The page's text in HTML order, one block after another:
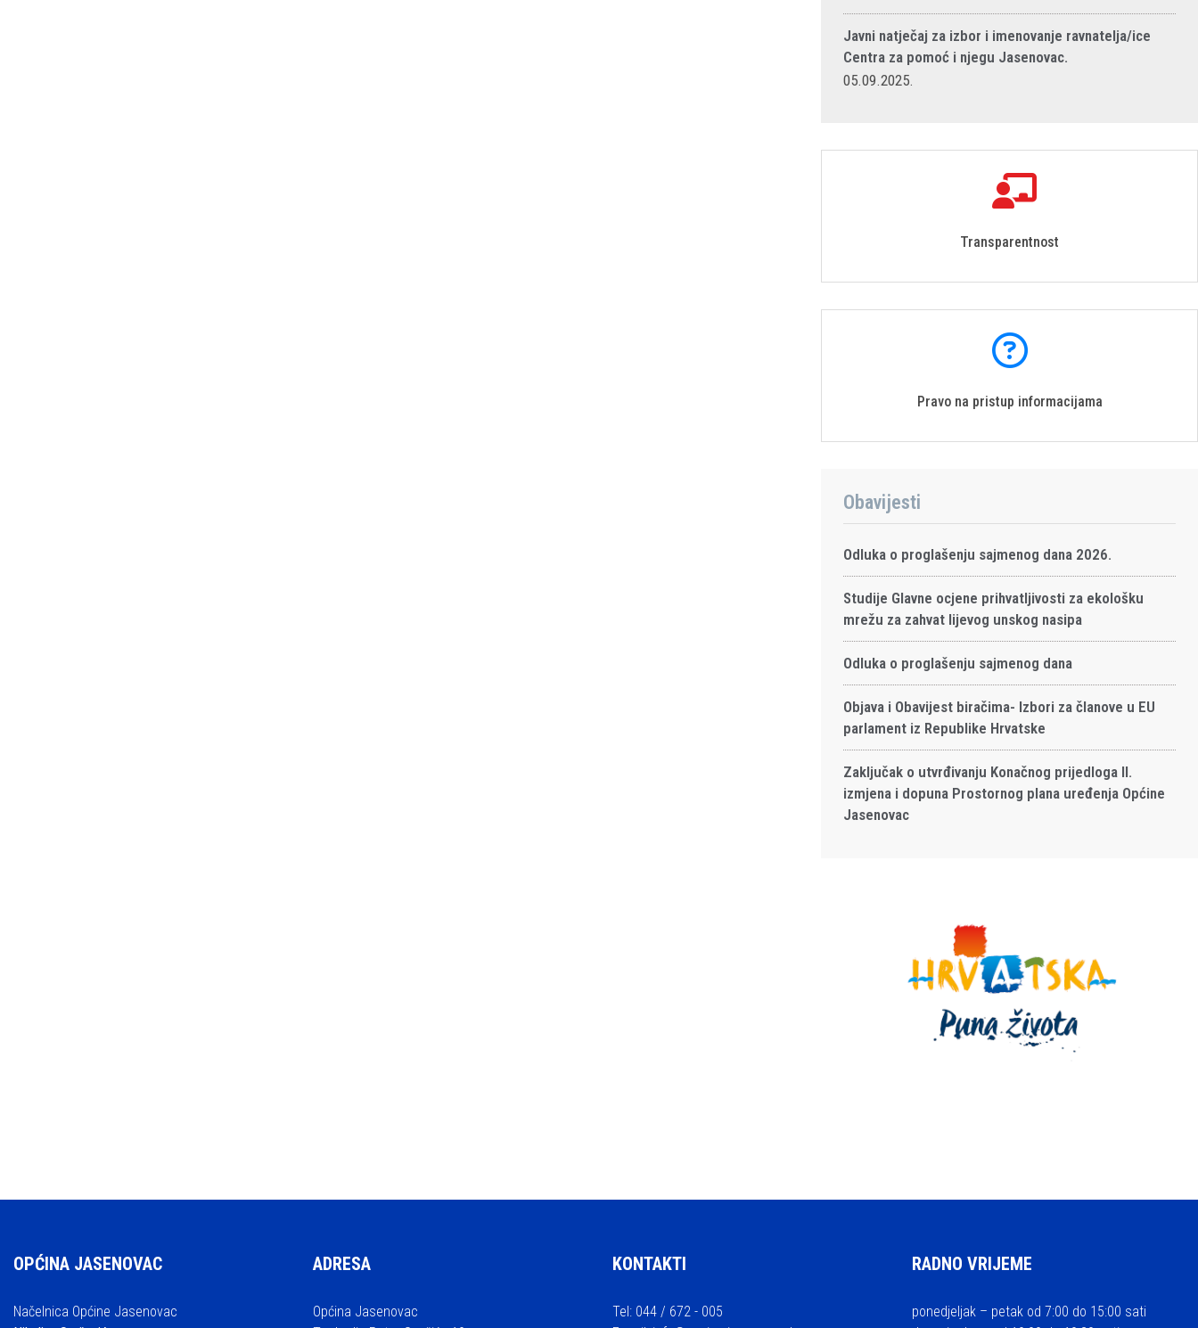
Javni natječaj za izbor i imenovanje ravnatelja/ice
Centra za pomoć i njegu Jasenovac.
05.09.2025.
Transparentnost
Pravo na pristup informacijama
Obavijesti
Odluka o proglašenju sajmenog dana 2026.
Studije Glavne ocjene prihvatljivosti za ekološku
mrežu za zahvat lijevog unskog nasipa
Odluka o proglašenju sajmenog dana
Objava i Obavijest biračima- Izbori za članove u EU
parlament iz Republike Hrvatske
Zaključak o utvrđivanju Konačnog prijedloga II.
izmjena i dopuna Prostornog plana uređenja Općine
Jasenovac
OPĆINA JASENOVAC
Načelnica Općine Jasenovac
ADRESA
Općina Jasenovac
KONTAKTI
Tel: 044 / 672 - 005
RADNO VRIJEME
ponedjeljak – petak od 7:00 do 15:00 sati